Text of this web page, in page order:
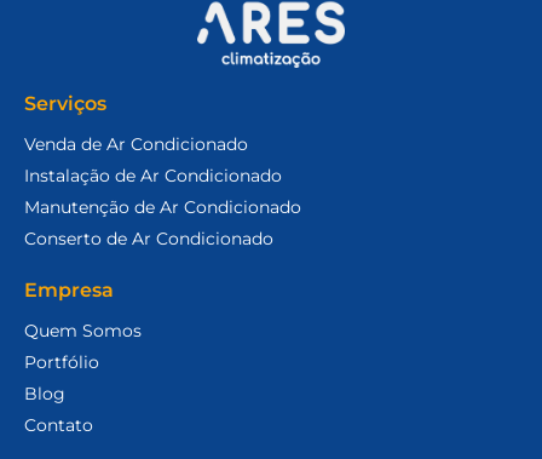
Serviços
Venda de Ar Condicionado
Instalação de Ar Condicionado
Manutenção de Ar Condicionado
Conserto de Ar Condicionado
Empresa
Quem Somos
Portfólio
Blog
Contato